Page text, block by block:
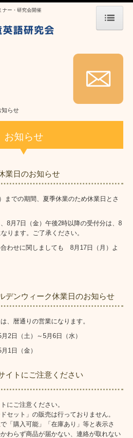
ナー・研究会開催
知らせ
お知らせ
業日のお知らせ
までの期間、夏季休業のため休業日とさ
8月7日（金）午後2時以降の受付分は、8
ります。ご了承ください。
わせに関しましても 8月17日（月）よ
ンウィーク休業日のお知らせ
、暦通りの営業になります。
2日（土）～5月6日（水）
1日（金）
トにご注意ください
にご注意ください。
セット」の販売は行っておりません。
「購入可能」「在庫あり」等と表示さ
わらず商品が届かない、連絡が取れない